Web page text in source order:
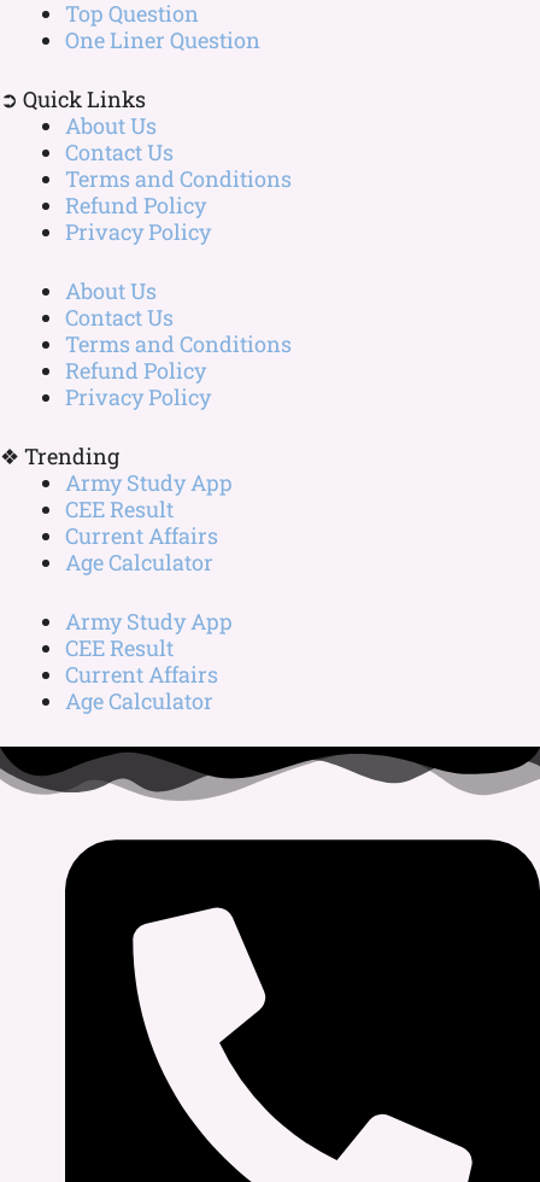
Top Question
One Liner Question
➲ Quick Links
About Us
Contact Us
Terms and Conditions
Refund Policy
Privacy Policy
About Us
Contact Us
Terms and Conditions
Refund Policy
Privacy Policy
❖ Trending
Army Study App
CEE Result
Current Affairs
Age Calculator
Army Study App
CEE Result
Current Affairs
Age Calculator